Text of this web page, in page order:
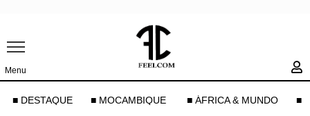
Menu
■ DESTAQUE ■ MOCAMBIQUE ■ ÁFRICA & MUNDO ■